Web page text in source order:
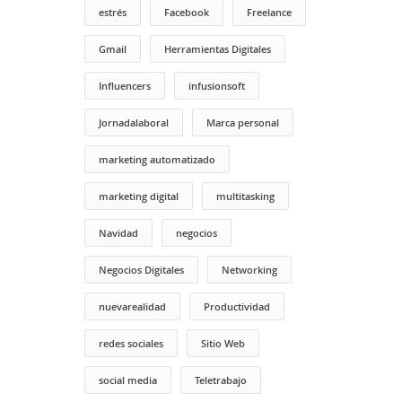
estrés Facebook Freelance
Gmail Herramientas Digitales
Influencers infusionsoft
Jornadalaboral Marca personal
marketing automatizado
marketing digital multitasking
Navidad negocios
Negocios Digitales Networking
nuevarealidad Productividad
redes sociales Sitio Web
social media Teletrabajo